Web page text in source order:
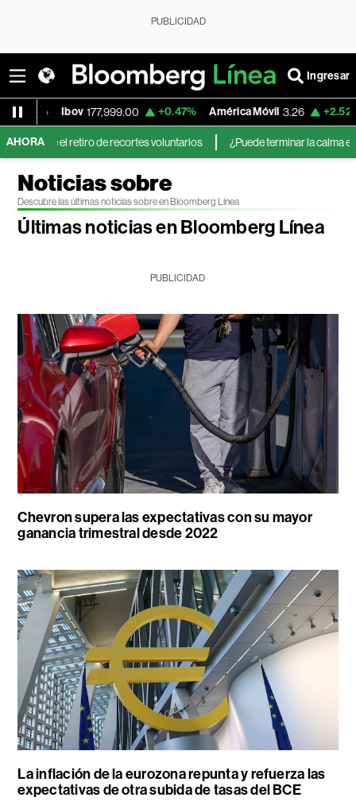
PUBLICIDAD
Ingresar
177,999.00 +0.47% América Móvil 3.26 +2.52%
AHORA
de recortes voluntarios ¿Puede terminar la calma en el mercado de
Noticias sobre
Descubre las últimas noticias sobre en Bloomberg Línea
Últimas noticias en Bloomberg Línea
PUBLICIDAD
Chevron supera las expectativas con su mayor
ganancia trimestral desde 2022
La inflación de la eurozona repunta y refuerza las
expectativas de otra subida de tasas del BCE